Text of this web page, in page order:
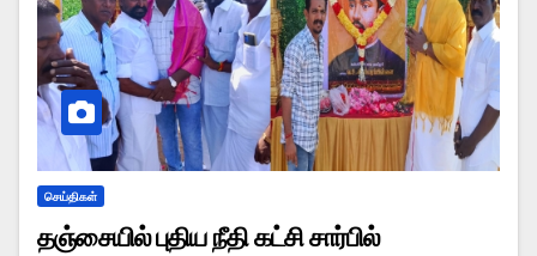
செய்திகள்
தஞ்சையில் புதிய நீதி கட்சி சார்பில்